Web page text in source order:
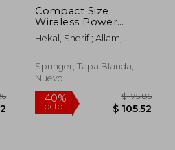
45%
dcto.
Compact Size
Wireless Power
Transfer Using
Defected Ground
Hekal, Sherif ; Allam,
Adel B.
Springer, Tapa Blanda,
Nuevo